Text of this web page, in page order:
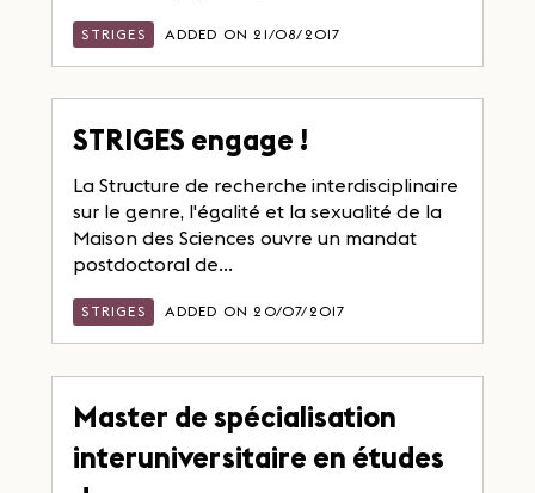
STRIGES ADDED ON 21/08/2017
STRIGES engage !
La Structure de recherche interdisciplinaire
sur le genre, l'égalité et la sexualité de la
Maison des Sciences ouvre un mandat
postdoctoral de...
STRIGES ADDED ON 20/07/2017
Master de spécialisation
interuniversitaire en études